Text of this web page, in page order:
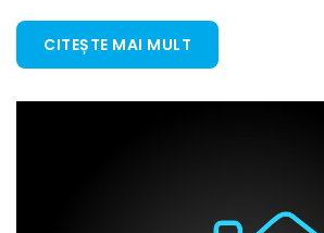
CITEȘTE MAI MULT